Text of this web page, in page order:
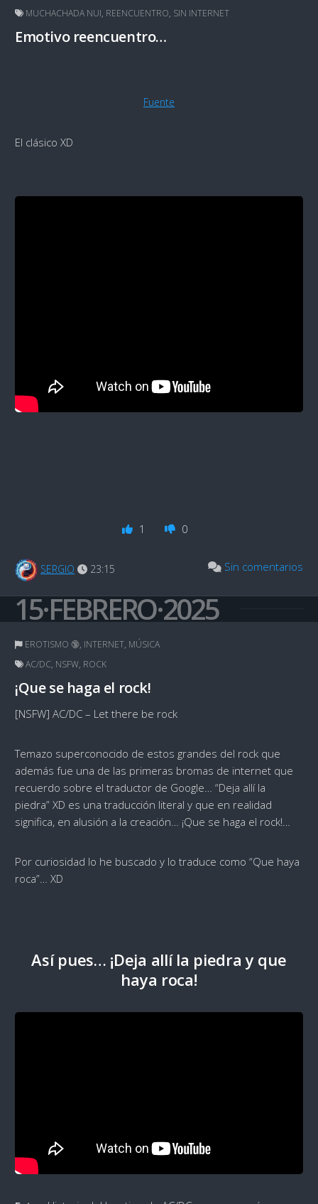
MUCHACHADA NUI, REENCUENTRO, SIN INTERNET
Emotivo reencuentro…
Fuente
El clásico XD
1 0
SERGIO 23:15 Sin comentarios
15·FEBRERO·2025
EROTISMO 🔞, INTERNET, MÚSICA
AC/DC, NSFW, ROCK
¡Que se haga el rock!
[NSFW] AC/DC – Let there be rock
Temazo superconocido de estos grandes del rock que
además fue una de las primeras bromas de internet que
recuerdo sobre el traductor de Google… “Deja allí la
piedra” XD es una traducción literal y que en realidad
significa, en alusión a la creación… ¡Que se haga el rock!…
Por curiosidad lo he buscado y lo traduce como “Que haya
roca”… XD
Así pues… ¡Deja allí la piedra y que
haya roca!